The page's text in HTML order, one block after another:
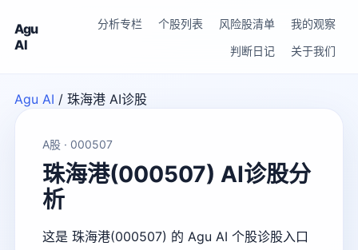
Agu
AI
分析专栏 个股列表 风险股清单
我的观察
判断日记
关于我们
Agu AI / 珠海港 AI诊股
A股 · 000507
珠海港(000507) AI诊股分
析
这是 珠海港(000507) 的 Agu AI 个股诊股入口